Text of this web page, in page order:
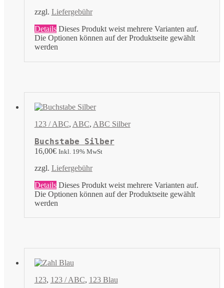
zzgl. Liefergebühr
Details Dieses Produkt weist mehrere Varianten auf.
Die Optionen können auf der Produktseite gewählt
werden
123 / ABC, ABC, ABC Silber
Buchstabe Silber
16,00€ Inkl. 19% MwSt
zzgl. Liefergebühr
Details Dieses Produkt weist mehrere Varianten auf.
Die Optionen können auf der Produktseite gewählt
werden
123, 123 / ABC, 123 Blau